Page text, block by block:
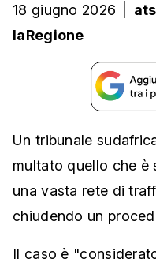
18 giugno 2026
laRegione
Un tribunale
multato quello che
una vasta rete di
chiudendo un
Il caso è